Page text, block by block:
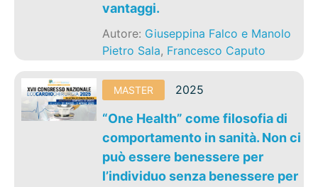
vantaggi.
Autore: Giuseppina Falco e Manolo
Pietro Sala, Francesco Caputo
MASTER 2025
“One Health” come filosofia di
comportamento in sanità. Non ci
può essere benessere per
l’individuo senza benessere per